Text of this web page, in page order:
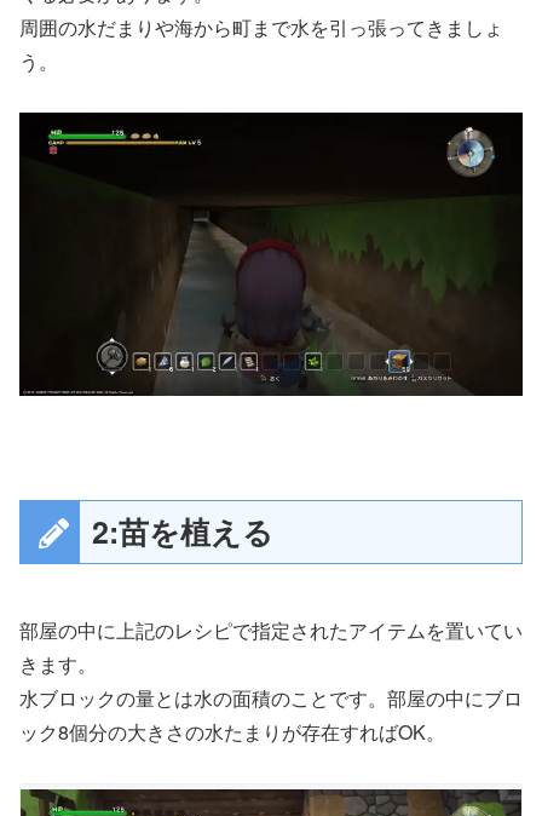
周囲の水だまりや海から町まで水を引っ張ってきましょ
う。
2:苗を植える
部屋の中に上記のレシピで指定されたアイテムを置いてい
きます。
水ブロックの量とは水の面積のことです。部屋の中にブロ
ック8個分の大きさの水たまりが存在すればOK。